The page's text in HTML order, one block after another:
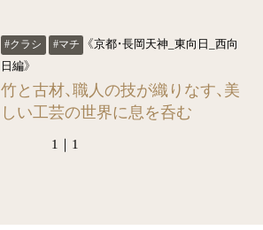
#クラシ #マチ
《京都・長岡天神_東向日_西向
日編》
竹と古材、職人の技が織りなす、美
しい工芸の世界に息を呑む
1｜1